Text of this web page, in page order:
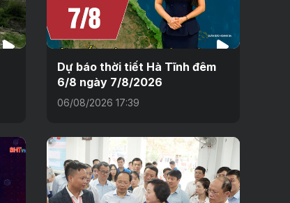
Dự báo thời tiết Hà Tĩnh đêm
6/8 ngày 7/8/2026
06/08/2026 17:39